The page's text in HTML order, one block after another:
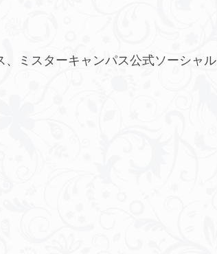
、ミスターキャンパス公式ソーシャル